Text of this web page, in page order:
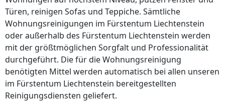
Türen, reinigen Sofas und Teppiche. Sämtliche
Wohnungsreinigungen im Fürstentum Liechtenstein
oderaußerhalb des Fürstentum Liechtenstein werden
mit der größtmöglichen Sorgfalt und Professionalität
durchgeführt. Die für die Wohnungsreinigung
benötigten Mittel werden automatisch bei allen unseren
im Fürstentum Liechtenstein bereitgestellten
Reinigungsdiensten geliefert.